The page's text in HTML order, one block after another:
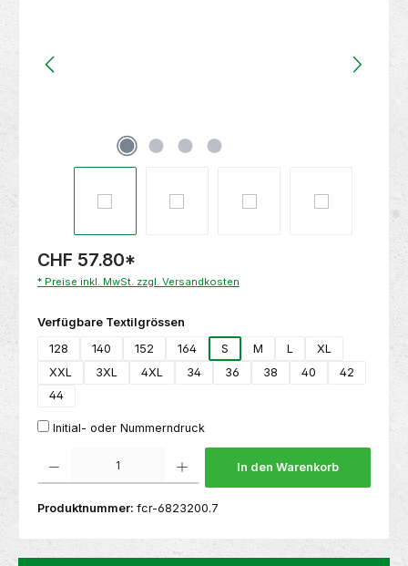
CHF 57.80*
* Preise inkl. MwSt. zzgl. Versandkosten
Verfügbare Textilgrössen
128
140 152 164 S M L
XL
XXL
3XL 4XL 34 36 38 40
42
44
Initial- oder Nummerndruck
In den Warenkorb
Produktnummer: fcr-6823200.7